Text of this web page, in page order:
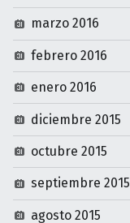
marzo 2016
febrero 2016
enero 2016
diciembre 2015
octubre 2015
septiembre 2015
agosto 2015